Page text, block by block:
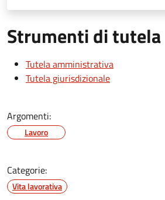
Strumenti di tutela
Tutela amministrativa
Tutela giurisdizionale
Argomenti:
Lavoro
Categorie:
Vita lavorativa